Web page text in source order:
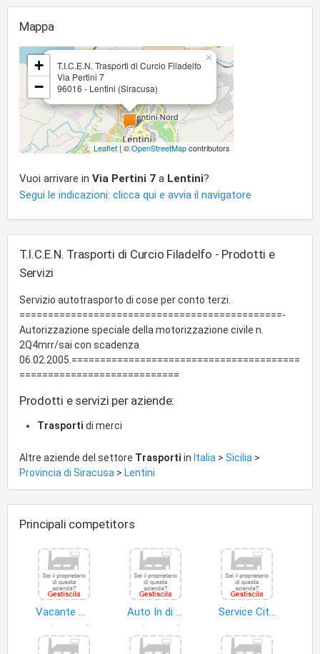
Mappa
T.I.C.E.N. Trasporti di Curcio Filadelfo
Via Pertini 7
96016 - Lentini (Siracusa)
×
+
−
Leaflet | ©OpenStreetMapcontributors
Vuoi arrivare in Via Pertini 7 a Lentini?
Segui le indicazioni: clicca qui e avvia il navigatore
T.I.C.E.N. Trasporti di Curcio Filadelfo - Prodotti e
Servizi
Servizio autotrasporto di cose per conto terzi.
==============================================-
Autorizzazione speciale della motorizzazione civile n.
2Q4mrr/sai con scadenza
06.02.2005.========================================
============================
Prodotti e servizi per aziende:
Trasporti di merci
Altre aziende del settore Trasporti in Italia > Sicilia >
Provincia di Siracusa > Lentini
Principali competitors
Vacante Maurizio
autoveicoli
Auto In di Alessandro Michele
autoveicoli
Service City Express di Pulvirenti Barbara
corrieri